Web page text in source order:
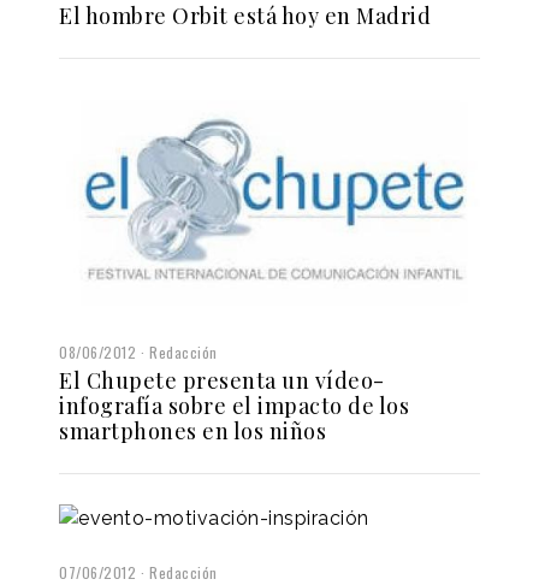
El hombre Orbit está hoy en Madrid
08/06/2012 Redacción
El Chupete presenta un vídeo-
infografía sobre el impacto de los
smartphones en los niños
07/06/2012 Redacción